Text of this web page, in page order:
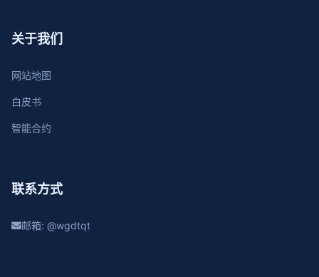
关于我们
网站地图
白皮书
智能合约
联系方式
邮箱: @wgdtqt